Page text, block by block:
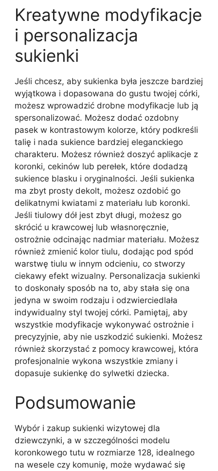
Kreatywne modyfikacje
i personalizacja
sukienki
Jeśli chcesz, aby sukienka była jeszcze bardziej
wyjątkowa i dopasowana do gustu twojej córki,
możesz wprowadzić drobne modyfikacje lub ją
spersonalizować. Możesz dodać ozdobny
pasek w kontrastowym kolorze, który podkreśli
talię i nada sukience bardziej eleganckiego
charakteru. Możesz również doszyć aplikacje z
koronki, cekinów lub perełek, które dodadzą
sukience blasku i oryginalności. Jeśli sukienka
ma zbyt prosty dekolt, możesz ozdobić go
delikatnymi kwiatami z materiału lub koronki.
Jeśli tiulowy dół jest zbyt długi, możesz go
skrócić u krawcowej lub własnoręcznie,
ostrożnie odcinając nadmiar materiału. Możesz
również zmienić kolor tiulu, dodając pod spód
warstwę tiulu w innym odcieniu, co stworzy
ciekawy efekt wizualny. Personalizacja sukienki
to doskonały sposób na to, aby stała się ona
jedyna w swoim rodzaju i odzwierciedlała
indywidualny styl twojej córki. Pamiętaj, aby
wszystkie modyfikacje wykonywać ostrożnie i
precyzyjnie, aby nie uszkodzić sukienki. Możesz
również skorzystać z pomocy krawcowej, która
profesjonalnie wykona wszystkie zmiany i
dopasuje sukienkę do sylwetki dziecka.
Podsumowanie
Wybór i zakup sukienki wizytowej dla
dziewczynki, a w szczególności modelu
koronkowego tutu w rozmiarze 128, idealnego
na wesele czy komunię, może wydawać się